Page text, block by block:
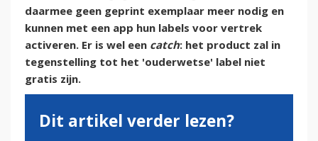
daarmee geen geprint exemplaar meer nodig en
kunnen met een app hun labels voor vertrek
activeren. Er is wel een catch: het product zal in
tegenstelling tot het 'ouderwetse' label niet
gratis zijn.
Dit artikel verder lezen?